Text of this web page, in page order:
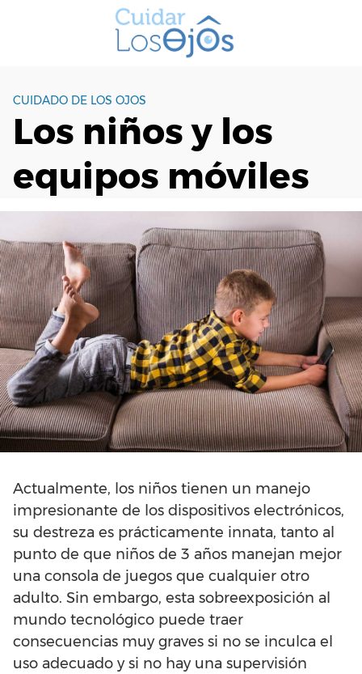
e
n
i
d
o
CUIDADO DE LOS OJOS
Los niños y los
equipos móviles
Actualmente, los niños tienen un manejo
impresionante de los dispositivos electrónicos,
su destreza es prácticamente innata, tanto al
punto de que niños de 3 años manejan mejor
una consola de juegos que cualquier otro
adulto. Sin embargo, esta sobreexposición al
mundo tecnológico puede traer
consecuencias muy graves si no se inculca el
uso adecuado y si no hay una supervisión